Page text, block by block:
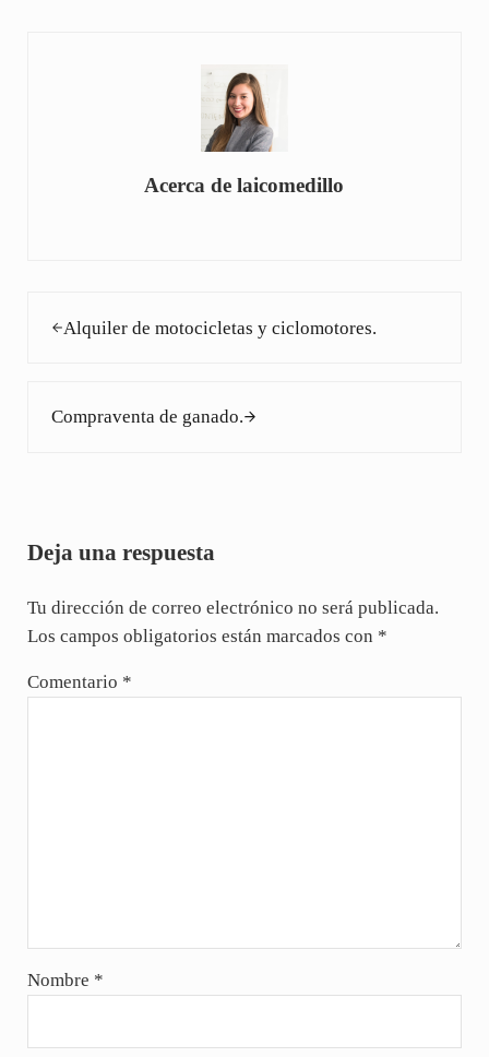
Acerca delaicomedillo
Alquiler de motocicletas y ciclomotores.
Compraventa de ganado.
Deja una respuesta
Tu dirección de correo electrónico no será publicada.
Los campos obligatorios están marcados con *
Comentario *
Nombre *